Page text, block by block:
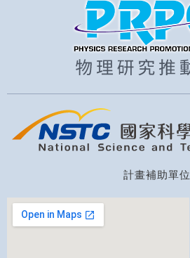
計畫補助單位